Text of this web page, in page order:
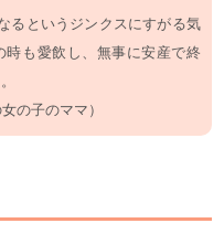
るというジンクスにすがる気
時も愛飲し、無事に安産で終
の子のママ）